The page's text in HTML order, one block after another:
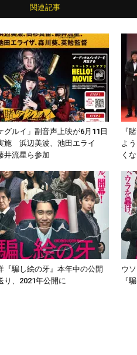
関連記事
グルイ」副音声上映が6月11日
施 浜辺美波、池田エライ
井流星ら参加
『
よ
く
『騙し絵の牙』本年中の公開
り、2021年公開に
ウ
『